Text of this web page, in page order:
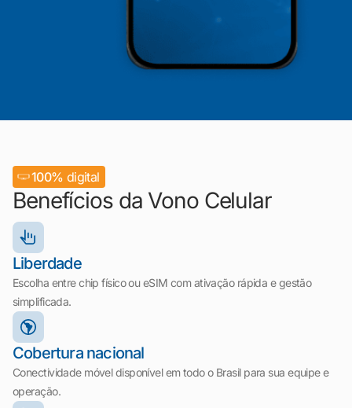
100% digital
Benefícios da Vono Celular
Liberdade
Escolha entre chip físico ou eSIM com ativação rápida e gestão
simplificada.
Cobertura nacional
Conectividade móvel disponível em todo o Brasil para sua equipe e
operação.